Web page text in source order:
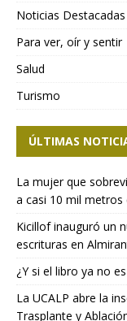
Noticias Destacadas
Para ver, oír y sentir
Salud
Turismo
ÚLTIMAS
La mujer que
a casi 10 mil metros
Kicillof inauguró un
escrituras en
¿Y si el libro ya no
La UCALP abre la
Trasplante y